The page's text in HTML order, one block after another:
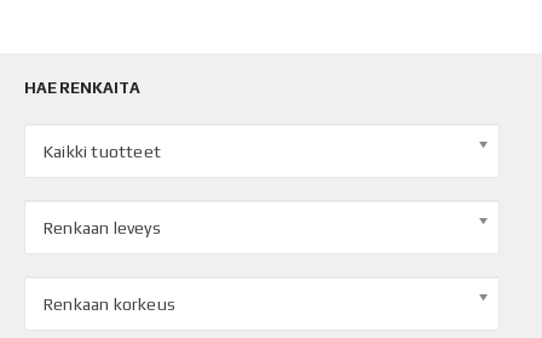
HAE RENKAITA
Kaikki tuotteet
Renkaan leveys
Renkaan korkeus